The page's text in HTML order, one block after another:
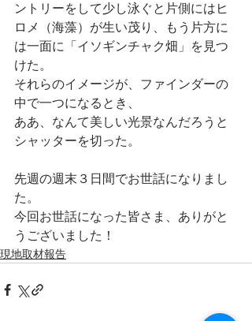
ントリーをして少し泳ぐと片側にはヒ
ロメ（海藻）が生い茂り、もう片方に
は一面に「イソギンチャク畑」を見つ
けた。
それらのイメージが、ファインダーの
中で一つになるとき、
ああ、なんて美しい光景なんだろうと
シャッターを切った。
先週の週末３日間でお世話になりまし
た。
今回お世話になった皆さま、ありがと
うございました！
現地取材報告